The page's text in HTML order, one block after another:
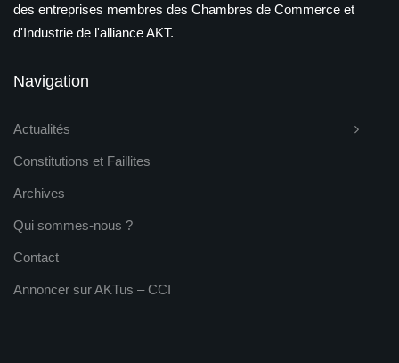
des entreprises membres des Chambres de Commerce et
d'Industrie de l'alliance AKT.
Navigation
Actualités
Constitutions et Faillites
Archives
Qui sommes-nous ?
Contact
Annoncer sur AKTus – CCI